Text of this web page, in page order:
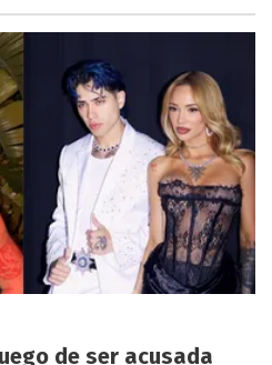
de ser acusada